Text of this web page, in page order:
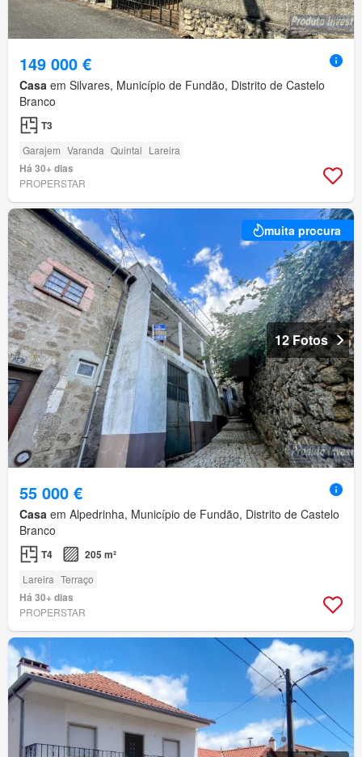
149 000 €
Casa em Silvares, Município de Fundão, Distrito de Castelo
Branco
T3
Garajem Varanda Quintal Lareira
Há 30+ dias
PROPERSTAR
muita procura
12 Fotos
55 000 €
Casa em Alpedrinha, Município de Fundão, Distrito de Castelo
Branco
T4 205 m²
Lareira Terraço
Há 30+ dias
PROPERSTAR